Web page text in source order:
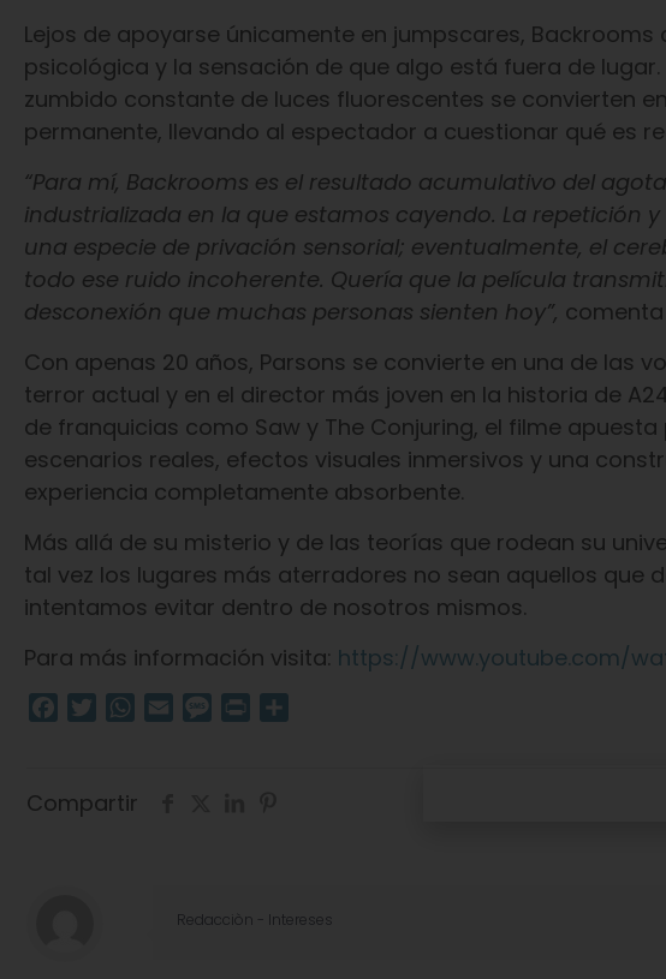
Lejos de apoyarse únicamente en jumpscares,
psicológica y la sensación de que algo está fuera de
zumbido constante de luces fluorescentes se convierten
permanente, llevando al espectador a cuestionar qué es
“Para mí, Backrooms es el resultado acumulativo del
industrializada en la que estamos cayendo. La repetición
una especie de privación sensorial; eventualmente, el
todo ese ruido incoherente. Quería que la película
desconexión que muchas personas sienten hoy”, comenta
Con apenas 20 años, Parsons se convierte en una de las
terror actual y en el director más joven en la historia de
de franquicias como Saw y The Conjuring, el filme
escenarios reales, efectos visuales inmersivos y una
experiencia completamente absorbente.
Más allá de su misterio y de las teorías que rodean su
tal vez los lugares más aterradores no sean aquellos que
intentamos evitar dentro de nosotros mismos.
Para más información visita: https://www.youtube.com/
Facebook
TwitterWhatsApp
Email Message
Print
Compartir
Redacciòn - Intereses